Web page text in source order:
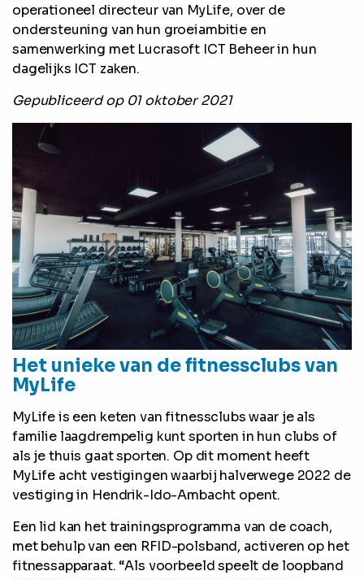
operationeel directeur van MyLife, over de
ondersteuning van hun groeiambitie en
samenwerking met Lucrasoft ICT Beheer in hun
dagelijks ICT zaken.
Gepubliceerd op 01 oktober 2021
Het unieke van de fitnessclubs van
MyLife
MyLife is een keten van fitnessclubs waar je als
familie laagdrempelig kunt sporten in hun clubs of
als je thuis gaat sporten. Op dit moment heeft
MyLife acht vestigingen waarbij halverwege 2022 de
vestiging in Hendrik-Ido-Ambacht opent.
Een lid kan het trainingsprogramma van de coach,
met behulp van een RFID-polsband, activeren op het
fitnessapparaat. “Als voorbeeld speelt de loopband